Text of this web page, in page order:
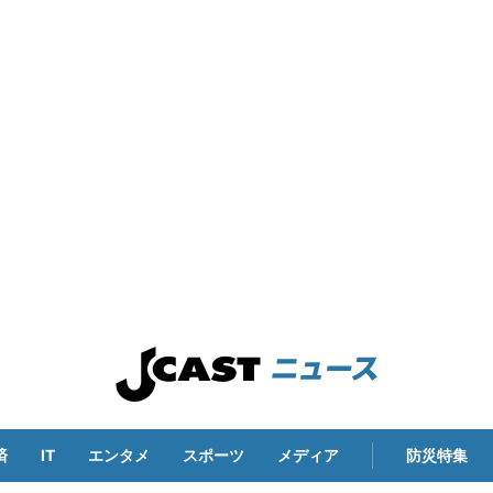
IT エンタメ スポーツ メディア 防災特集